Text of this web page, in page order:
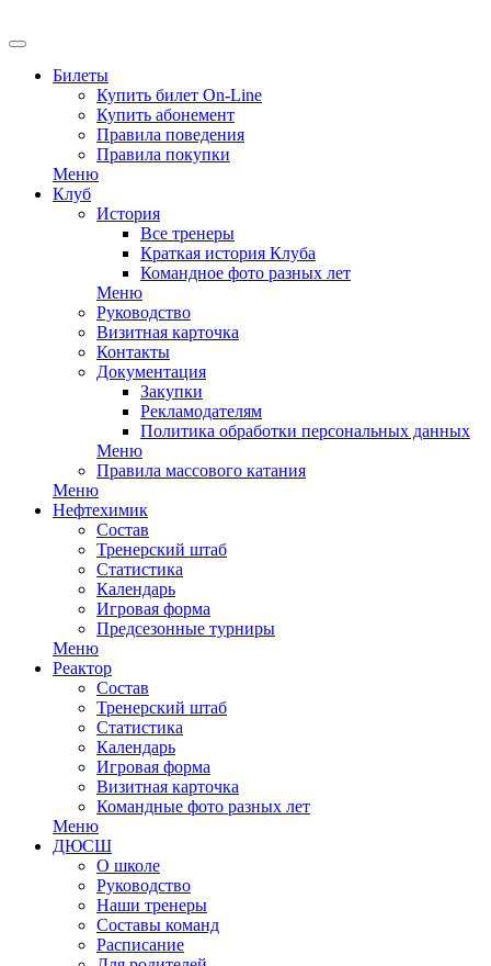
Билеты
Купить билет On-Line
Купить абонемент
Правила поведения
Правила покупки
Меню
Клуб
История
Все тренеры
Краткая история Клуба
Командное фото разных лет
Меню
Руководство
Визитная карточка
Контакты
Документация
Закупки
Рекламодателям
Политика обработки персональных данных
Меню
Правила массового катания
Меню
Нефтехимик
Состав
Тренерский штаб
Статистика
Календарь
Игровая форма
Предсезонные турниры
Меню
Реактор
Состав
Тренерский штаб
Статистика
Календарь
Игровая форма
Визитная карточка
Командные фото разных лет
Меню
ДЮСШ
О школе
Руководство
Наши тренеры
Составы команд
Расписание